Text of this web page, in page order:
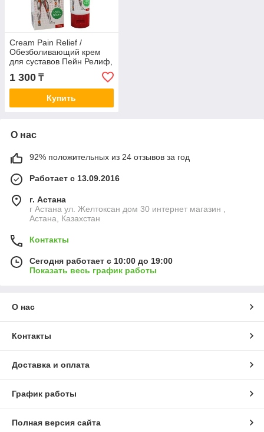
Cream Pain Relief /
Обезболивающий крем
для суставов Пейн Релиф,
1 300 ₸
Купить
О нас
92% положительных из 24 отзывов за год
Работает с 13.09.2016
г. Астана
г Астана ул. Желтоксан дом 30 интернет магазин ,
Астана, Казахстан
Контакты
Сегодня работает с 10:00 до 19:00
Показать весь график работы
О нас
Контакты
Доставка и оплата
График работы
Полная версия сайта